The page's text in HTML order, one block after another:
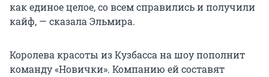
как единое целое, со всем справились и получили
кайф, — сказала Эльмира.
Королева красоты из Кузбасса на шоу пополнит
команду «Новички». Компанию ей составят